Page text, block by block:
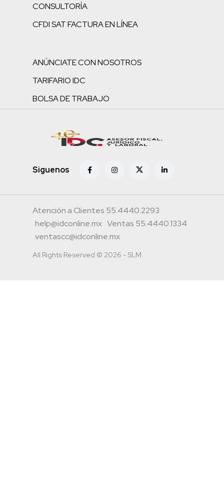
CONSULTORÍA
CFDI SAT FACTURA EN LÍNEA
ANÚNCIATE CON NOSOTROS
TARIFARIO IDC
BOLSA DE TRABAJO
Siguenos
Atención a Clientes 55.4440.2293
help@idconline.mx Ventas 55.4440.1334
ventascc@idconline.mx
All Rights Reserved © 2026 - SLM